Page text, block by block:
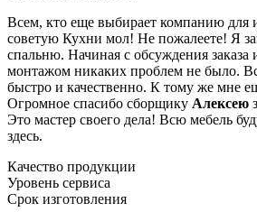
Всем, кто еще выбирает компанию для
советую Кухни мол! Не пожалеете! Я
спальню. Начиная с обсуждения заказа
монтажом никаких проблем не было.
быстро и качественно. К тому же мне
Огромное спасибо сборщику Алексею
Это мастер своего дела! Всю мебель
здесь.
Качество продукции
Уровень сервиса
Срок изготовления